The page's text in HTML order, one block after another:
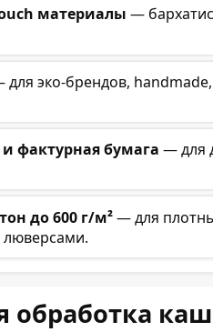
материалы —
для эко-брендов,
фактурная бумага — для
до 600 г/м²— для
люверсами.
обработка